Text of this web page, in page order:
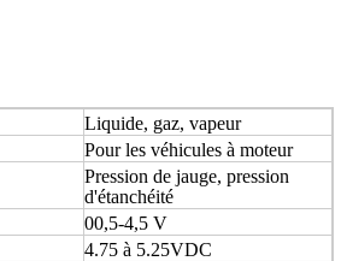
Liquide, gaz, vapeur
Pour les véhicules à moteur
Pression de jauge, pression
d'étanchéité
00,5-4,5 V
4.75 à 5.25VDC